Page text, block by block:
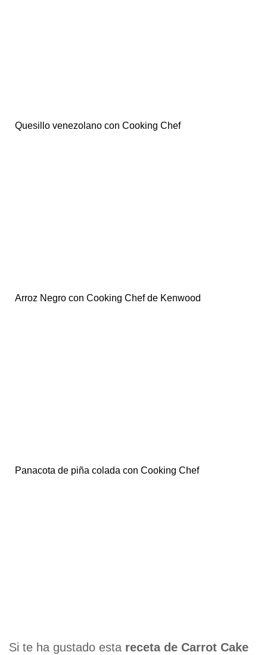
Quesillo venezolano con Cooking Chef
Arroz Negro con Cooking Chef de Kenwood
Panacota de piña colada con Cooking Chef
Si te ha gustado esta receta de Carrot Cake